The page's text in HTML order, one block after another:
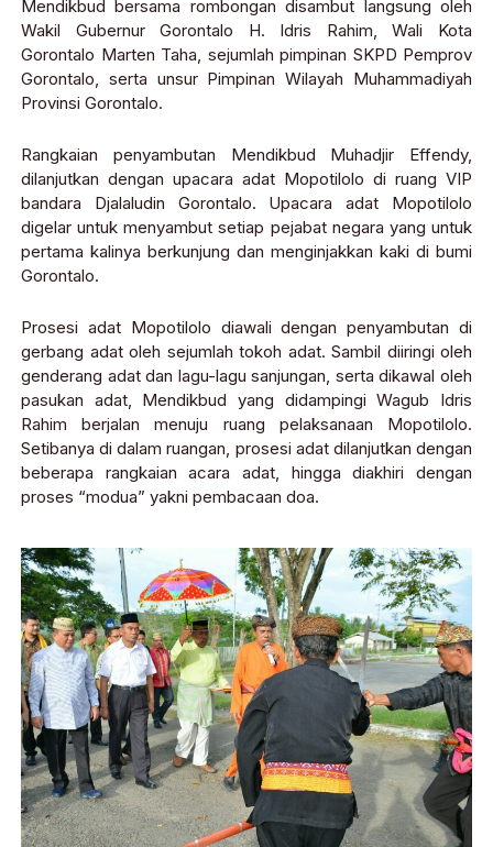
Mendikbud bersama rombongan disambut langsung oleh
Wakil Gubernur Gorontalo H. Idris Rahim, Wali Kota
Gorontalo Marten Taha, sejumlah pimpinan SKPD Pemprov
Gorontalo, serta unsur Pimpinan Wilayah Muhammadiyah
Provinsi Gorontalo.
Rangkaian penyambutan Mendikbud Muhadjir Effendy,
dilanjutkan dengan upacara adat Mopotilolo di ruang VIP
bandara Djalaludin Gorontalo. Upacara adat Mopotilolo
digelar untuk menyambut setiap pejabat negara yang untuk
pertama kalinya berkunjung dan menginjakkan kaki di bumi
Gorontalo.
Prosesi adat Mopotilolo diawali dengan penyambutan di
gerbang adat oleh sejumlah tokoh adat. Sambil diiringi oleh
genderang adat dan lagu-lagu sanjungan, serta dikawal oleh
pasukan adat, Mendikbud yang didampingi Wagub Idris
Rahim berjalan menuju ruang pelaksanaan Mopotilolo.
Setibanya di dalam ruangan, prosesi adat dilanjutkan dengan
beberapa rangkaian acara adat, hingga diakhiri dengan
proses “modua” yakni pembacaan doa.